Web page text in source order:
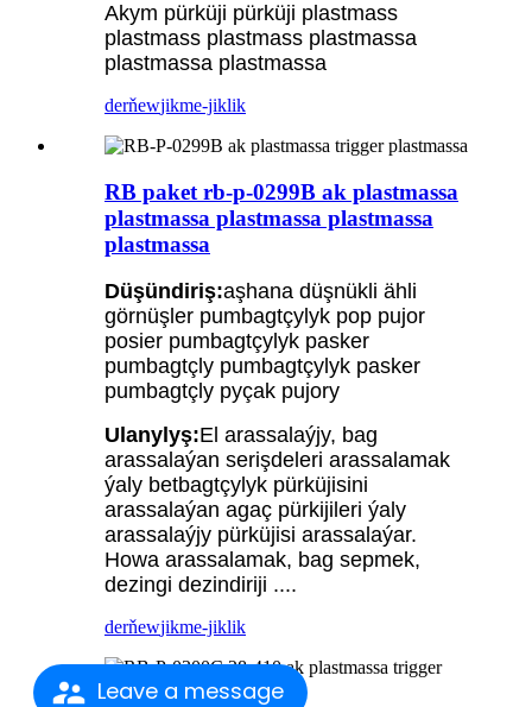
Leave a message
Akym pürküji pürküji plastmass
plastmass plastmass plastmassa
plastmassa plastmassa
derňewjikme-jiklik
RB paket rb-p-0299B ak plastmassa
plastmassa plastmassa plastmassa
plastmassa
Düşündiriş:aşhana düşnükli ähli
görnüşler pumbagtçylyk pop pujor
posier pumbagtçylyk pasker
pumbagtçly pumbagtçylyk pasker
pumbagtçly pyçak pujory
Ulanylyş:El arassalaýjy, bag
arassalaýan serişdeleri arassalamak
ýaly betbagtçylyk pürküjisini
arassalaýan agaç pürkijileri ýaly
arassalaýjy pürküjisi arassalaýar.
Howa arassalamak, bag sepmek,
dezingi dezindiriji ....
derňewjikme-jiklik